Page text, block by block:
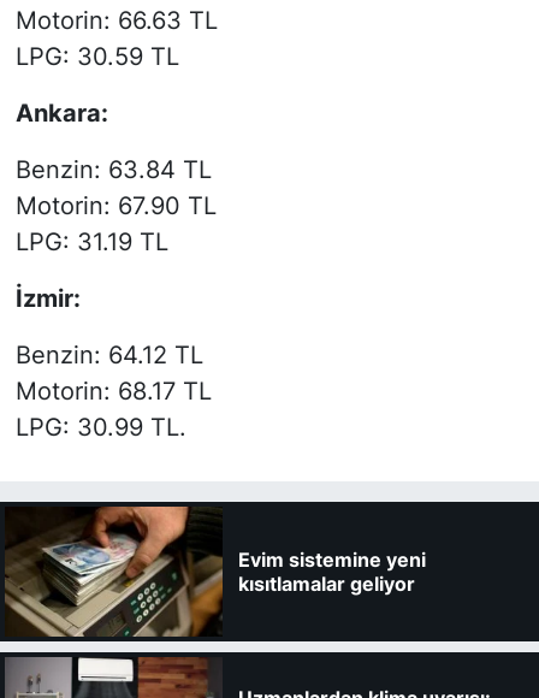
Motorin: 66.63 TL
LPG: 30.59 TL
Ankara:
Benzin: 63.84 TL
Motorin: 67.90 TL
LPG: 31.19 TL
İzmir:
Benzin: 64.12 TL
Motorin: 68.17 TL
LPG: 30.99 TL.
Evim sistemine yeni
kısıtlamalar geliyor